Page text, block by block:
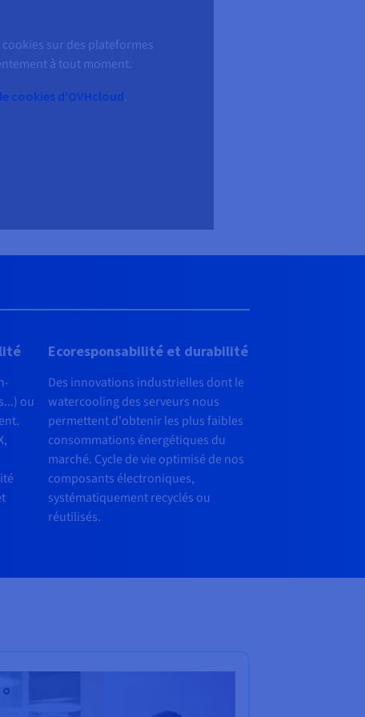
sur des plateformes
à tout moment.
cookies d'OVHcloud.
ou
Ecoresponsabilité et durabilité
Des innovations industrielles dont le
watercooling des serveurs nous
permettent d'obtenir les plus faibles
consommations énergétiques du
marché. Cycle de vie optimisé de nos
composants électroniques,
systématiquement recyclés ou
réutilisés.